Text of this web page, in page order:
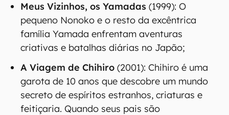
Meus Vizinhos, os Yamadas (1999): O
pequeno Nonoko e o resto da excêntrica
família Yamada enfrentam aventuras
criativas e batalhas diárias no Japão;
A Viagem de Chihiro (2001): Chihiro é uma
garota de 10 anos que descobre um mundo
secreto de espíritos estranhos, criaturas e
feitiçaria. Quando seus pais são